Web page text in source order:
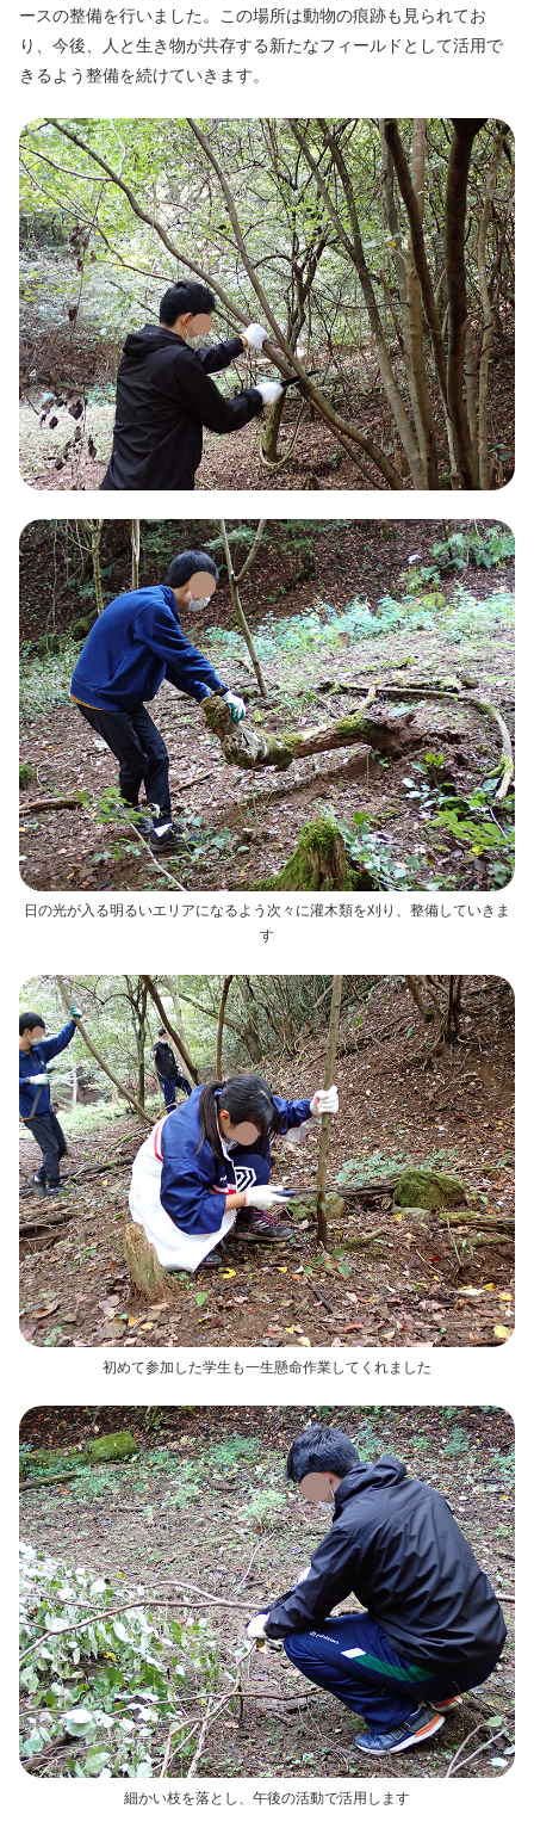
ースの整備を行いました。この場所は動物の痕跡も見られてお
り、今後、人と生き物が共存する新たなフィールドとして活用で
きるよう整備を続けていきます。
日の光が入る明るいエリアになるよう次々に灌木類を刈り、整備していきま
す
初めて参加した学生も一生懸命作業してくれました
細かい枝を落とし、午後の活動で活用します